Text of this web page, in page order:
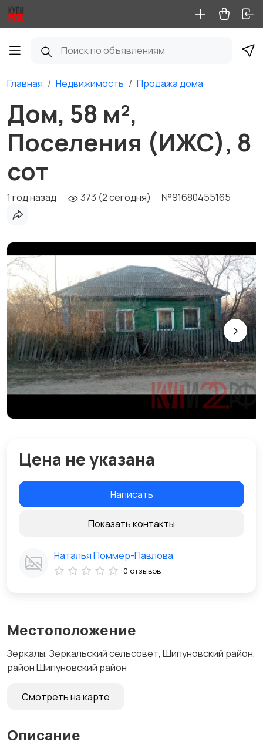
Главная Недвижимость Продажа дома
Дом, 58 м²,
Поселения (ИЖС), 8
сот
1 год назад 373 (2 сегодня) №91680455165
Местоположение
Зеркалы, Зеркальский сельсовет, Шипуновский район,
район Шипуновский район
Смотреть на карте
Описание
Цена не указана
Написать
Показать контакты
Наталья Поммер-Павлова
0 отзывов